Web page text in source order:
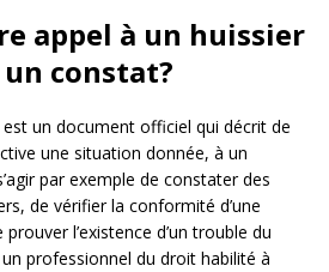
appel à un huissier
constat?
est un document officiel qui décrit de
une situation donnée, à un
par exemple de constater des
de vérifier la conformité d’une
l’existence d’un trouble du
un professionnel du droit habilité à